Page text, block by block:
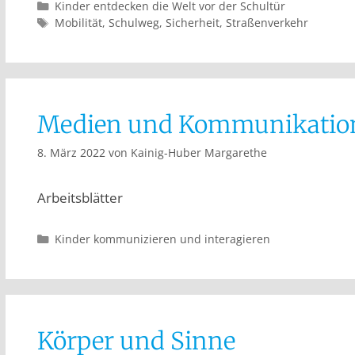
Kinder entdecken die Welt vor der Schultür
Mobilität, Schulweg, Sicherheit, Straßenverkehr
Medien und
8. März 2022 von Kainig-Huber Margarethe
Arbeitsblätter
Kinder kommunizieren und interagieren
Körper und Sinne